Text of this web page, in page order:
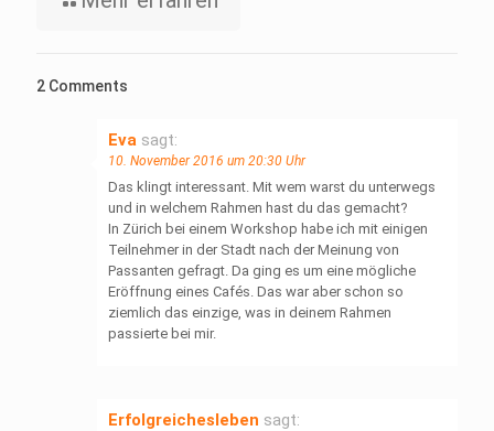
2 Comments
Eva sagt:
10. November 2016 um 20:30 Uhr
Das klingt interessant. Mit wem warst du unterwegs
und in welchem Rahmen hast du das gemacht?
In Zürich bei einem Workshop habe ich mit einigen
Teilnehmer in der Stadt nach der Meinung von
Passanten gefragt. Da ging es um eine mögliche
Eröffnung eines Cafés. Das war aber schon so
ziemlich das einzige, was in deinem Rahmen
passierte bei mir.
Erfolgreichesleben sagt: